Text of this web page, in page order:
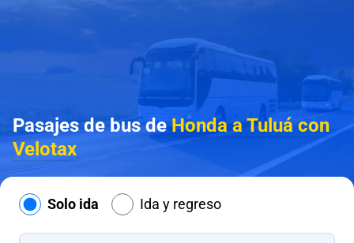
Pasajes de bus deHonda a Tuluá con
Velotax
Solo ida Ida y regreso